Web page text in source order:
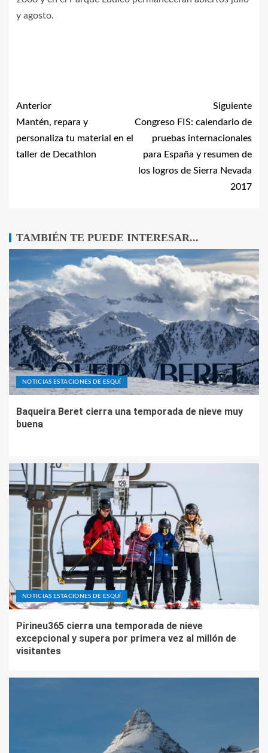
y agosto.
Anterior
Mantén, repara y
personaliza tu material en el
taller de Decathlon
Siguiente
Congreso FIS: calendario de
pruebas internacionales
para España y resumen de
los logros de Sierra Nevada
2017
TAMBIÉN TE PUEDE INTERESAR...
NOTICIAS ESTACIONES DE ESQUÍ
Baqueira Beret cierra una temporada de nieve muy
buena
NOTICIAS ESTACIONES DE ESQUÍ
Pirineu365 cierra una temporada de nieve
excepcional y supera por primera vez al millón de
visitantes